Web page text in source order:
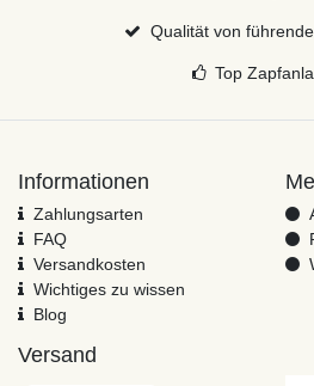
Qualität von
Top
Informationen
Zahlungsarten
FAQ
Versandkosten
Wichtiges zu wissen
Blog
Versand